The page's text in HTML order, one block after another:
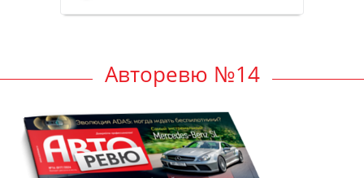
Авторевю №14